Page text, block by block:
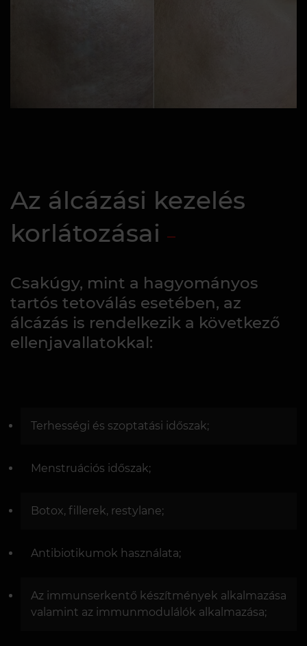
Az álcázási kezelés
korlátozásai
Csakúgy, mint a hagyományos
tartós tetoválás esetében, az
álcázás is rendelkezik a következő
ellenjavallatokkal:
Terhességi és szoptatási időszak;
Menstruációs időszak;
Botox, fillerek, restylane;
Antibiotikumok használata;
Az immunserkentő készítmények alkalmazása
valamint az immunmodulálók alkalmazása;